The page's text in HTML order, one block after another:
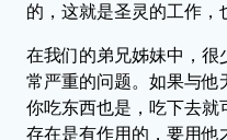
的，这就是圣灵的工作，
在我们的弟兄姊妹中，很
常严重的问题。如果与他
你吃东西也是，吃下去就
存在是有作用的，要用他